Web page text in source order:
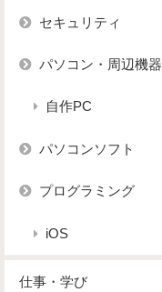
セキュリティ
パソコン・周辺機器
自作PC
パソコンソフト
プログラミング
iOS
仕事・学び